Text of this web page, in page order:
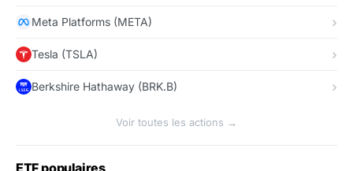
Meta Platforms (META)
Tesla (TSLA)
Berkshire Hathaway (BRK.B)
Voir toutes les actions →
ETF populaires